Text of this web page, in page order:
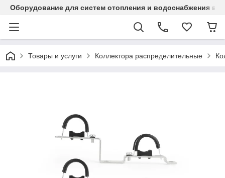
Оборудование для систем отопления и водоснабжения в
Товары и услуги Коллектора распределительные